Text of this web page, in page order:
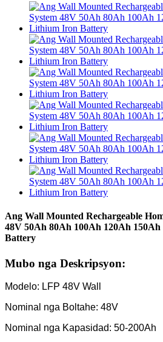
Ang Wall Mounted Rechargeable
48V 50Ah 80Ah 100Ah 120Ah
Battery
Mubo nga Deskripsyon:
Modelo: LFP 48V Wall
Nominal nga Boltahe: 48V
Nominal nga Kapasidad: 50-200Ah